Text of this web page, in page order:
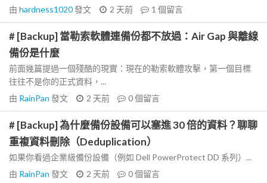
由 hardness1020發文 2 天前 1 個留言
# [Backup] 當勒索軟體連備份都不放過：Air Gap 與離線
備份是什麼
前面幾篇提過一個殘酷的現實：現在的勒索軟體攻擊，第一個目標
往往不是你的正式資料，...
由 RainPan 發文 2 天前 0個留言
# [Backup] 為什麼備份設備可以塞進 30 倍的資料？聊聊
重複資料刪除（Deduplication）
如果你看過企業級備份設備（例如 Dell PowerProtect DD 系列）...
由 RainPan 發文 2 天前 0個留言